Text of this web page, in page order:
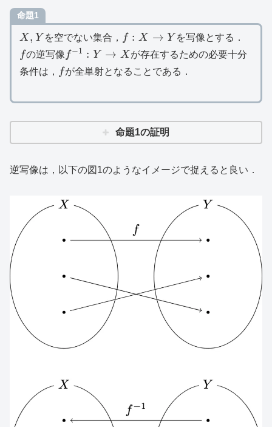
命題1
X,Y
X , Y を空でない集合， f:X\to
Y
f : X → Y を写像とする．
ffの逆写像 f^{-1}:Y\to
X
f−1 : Y → X が存在するための必要十分
条件は， ffが全単射となることである．
命題1の証明
逆写像は，以下の図1のようなイメージで捉えると良い．